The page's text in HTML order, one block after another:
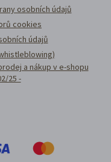
osobních údajů
cookies
údajů
a nákup v e-shopu
25 -